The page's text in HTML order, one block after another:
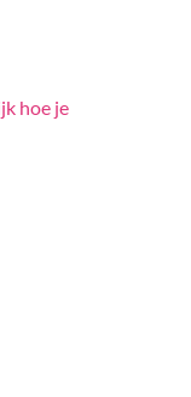
hoe je